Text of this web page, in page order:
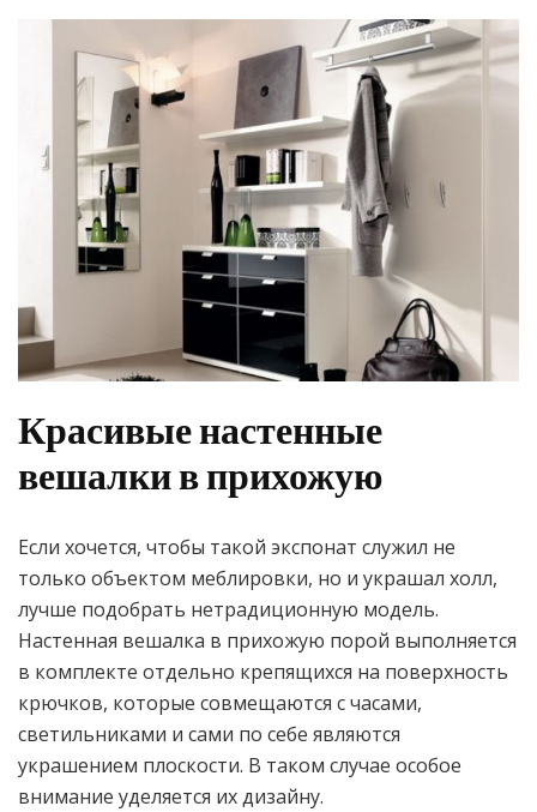
Красивые настенные
вешалки в прихожую
Если хочется, чтобы такой экспонат служил не
только объектом меблировки, но и украшал холл,
лучше подобрать нетрадиционную модель.
Настенная вешалка в прихожую порой выполняется
в комплекте отдельно крепящихся на поверхность
крючков, которые совмещаются с часами,
светильниками и сами по себе являются
украшением плоскости. В таком случае особое
внимание уделяется их дизайну.